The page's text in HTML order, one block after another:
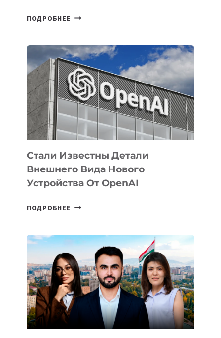
ПОДРОБНЕЕ В
ПРИОРИТЕТНЫЕ
ЗАДАЧИ
ПО
РАЗВИТИЮ
ЭКОСИСТЕМЫ
ИСКУССТВЕННОГО
ИНТЕЛЛЕКТА
Стали Известны Детали
Внешнего Вида Нового
Устройства От OpenAI
ПОДРОБНЕЕ СТАЛИ
ВНЕШНЕГО
ВИДА
НОВОГО
УСТРОЙСТВА
ОТ
OPENAI